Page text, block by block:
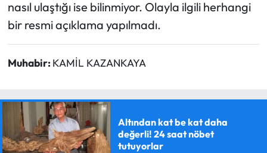
nasıl ulaştığı ise bilinmiyor. Olayla ilgili herhangi
bir resmi açıklama yapılmadı.
Muhabir: KAMİL KAZANKAYA
Altından kat be kat daha
değerli! 24 saat nöbet
tutuyorlar